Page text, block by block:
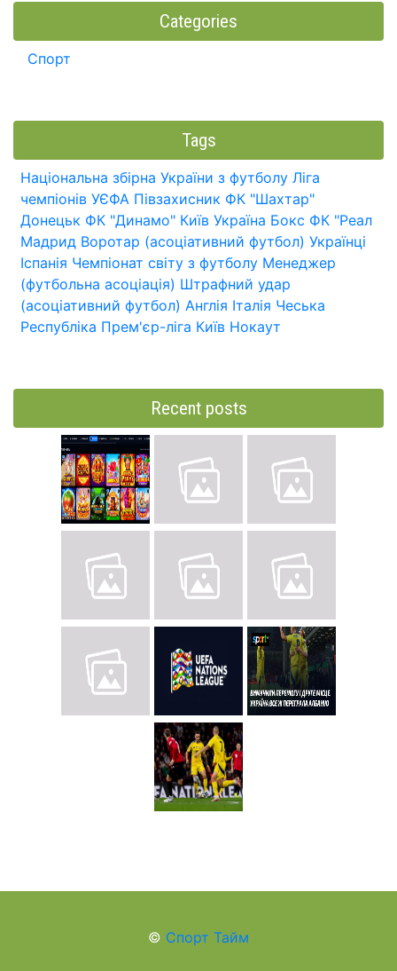
Categories
Спорт
Tags
Національна збірна України з футболу Ліга
чемпіонів УЄФА Півзахисник ФК "Шахтар"
Донецьк ФК "Динамо" Київ Україна Бокс ФК "Реал
Мадрид Воротар (асоціативний футбол) Українці
Іспанія Чемпіонат світу з футболу Менеджер
(футбольна асоціація) Штрафний удар
(асоціативний футбол) Англія Італія Чеська
Республіка Прем'єр-ліга Київ Нокаут
Recent posts
© Спорт Тайм